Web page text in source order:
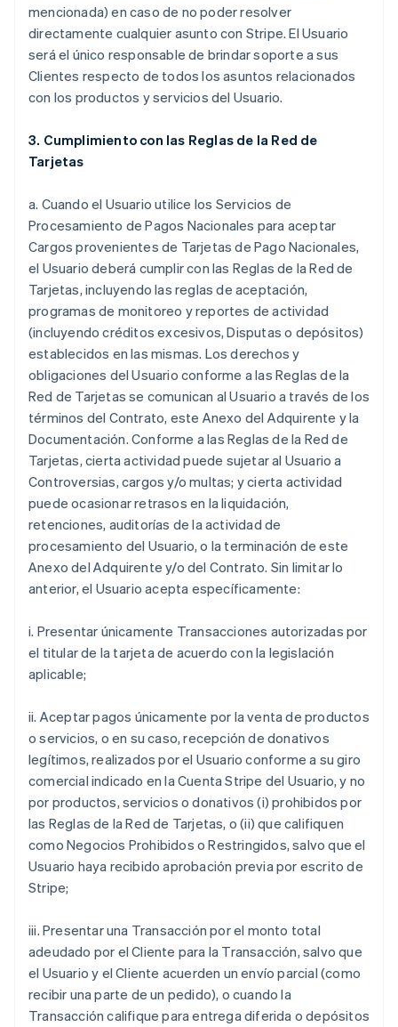
mencionada) en caso de no poder resolver
directamente cualquier asunto con Stripe. El Usuario
será el único responsable de brindar soporte a sus
Clientes respecto de todos los asuntos relacionados
con los productos y servicios del Usuario.
3. Cumplimiento con las Reglas de la Red de
Tarjetas
a. Cuando el Usuario utilice los Servicios de
Procesamiento de Pagos Nacionales para aceptar
Cargos provenientes de Tarjetas de Pago Nacionales,
el Usuario deberá cumplir con las Reglas de la Red de
Tarjetas, incluyendo las reglas de aceptación,
programas de monitoreo y reportes de actividad
(incluyendo créditos excesivos, Disputas o depósitos)
establecidos en las mismas. Los derechos y
obligaciones del Usuario conforme a las Reglas de la
Red de Tarjetas se comunican al Usuario a través de los
términos del Contrato, este Anexo del Adquirente y la
Documentación. Conforme a las Reglas de la Red de
Tarjetas, cierta actividad puede sujetar al Usuario a
Controversias, cargos y/o multas; y cierta actividad
puede ocasionar retrasos en la liquidación,
retenciones, auditorías de la actividad de
procesamiento del Usuario, o la terminación de este
Anexo del Adquirente y/o del Contrato. Sin limitar lo
anterior, el Usuario acepta específicamente:
i. Presentar únicamente Transacciones autorizadas por
el titular de la tarjeta de acuerdo con la legislación
aplicable;
ii. Aceptar pagos únicamente por la venta de productos
o servicios, o en su caso, recepción de donativos
legítimos, realizados por el Usuario conforme a su giro
comercial indicado en la Cuenta Stripe del Usuario, y no
por productos, servicios o donativos (i) prohibidos por
las Reglas de la Red de Tarjetas, o (ii) que califiquen
como Negocios Prohibidos o Restringidos, salvo que el
Usuario haya recibido aprobación previa por escrito de
Stripe;
iii. Presentar una Transacción por el monto total
adeudado por el Cliente para la Transacción, salvo que
el Usuario y el Cliente acuerden un envío parcial (como
recibir una parte de un pedido), o cuando la
Transacción califique para entrega diferida o depósitos